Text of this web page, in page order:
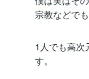
宗教などで
1人でも高次
す。